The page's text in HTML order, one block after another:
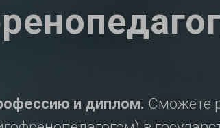
и диплом. Сможете